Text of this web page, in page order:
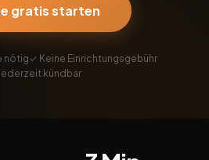
gratis starten
nötig✓ Keine Einrichtungsgebühr
kündbar